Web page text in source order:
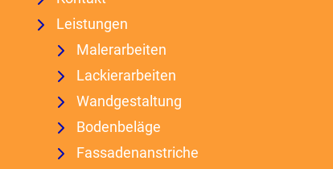
Leistungen
Malerarbeiten
Lackierarbeiten
Wandgestaltung
Bodenbeläge
Fassadenanstriche